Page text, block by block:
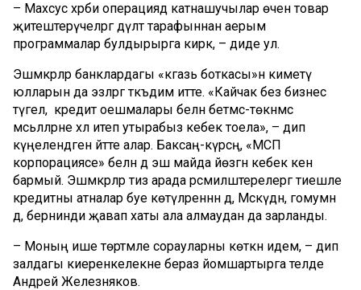
– Махсус хәрби операциядә катнашучылар өчен товар
җитештерүчеләргә дәүләт тарафыннан аерым
программалар булдырырга кирәк, – диде ул.
Эшмәкәрләр банклардагы «кәгазь боткасы»н киметү
юлларын да эзләргә тәкъдим итте. «Кайчак без бизнес
түгел, ә кредит оешмалары белән бетмәс-төкәнмәс
мәсьәләләрне хәл итеп утырабыз кебек тоела», – дип
күңелендәген әйтте алар. Баксаң-күрсәң, «МСП
корпорациясе» белән дә эш майда йөзгән кебек кенә
бармый. Эшмәкәрләр тиз арада рәсмиләштерелергә тиешле
кредитны атналар буе көтүләреннән дә, Мәскәүдән, гомумән
дә, бернинди җавап хаты ала алмаудан да зарланды.
– Моның ише төртмәле сорауларны көткән идем, – дип
залдагы киеренкелекне бераз йомшартырга теләде
Андрей Железняков.